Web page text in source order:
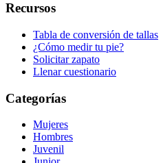
Recursos
Tabla de conversión de tallas
¿Cómo medir tu pie?
Solicitar zapato
Llenar cuestionario
Categorías
Mujeres
Hombres
Juvenil